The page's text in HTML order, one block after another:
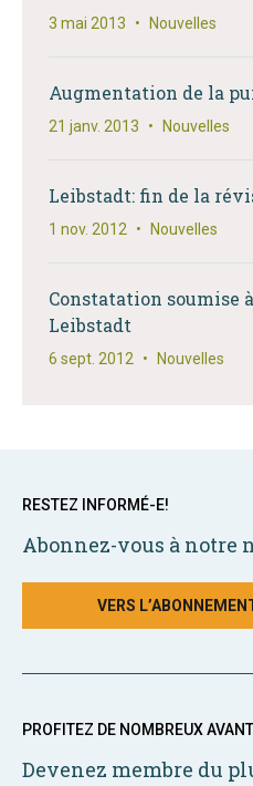
3 mai 2013 • Nouvelles
Augmentation de la
21 janv. 2013 • Nouvelles
Leibstadt: fin de la
1 nov. 2012 • Nouvelles
Constatation soumise
Leibstadt
6 sept. 2012 • Nouvelles
RESTEZ INFORMÉ-E!
Abonnez-vous à notre
VERS
PROFITEZ DE NOMBREUX
Devenez membre du